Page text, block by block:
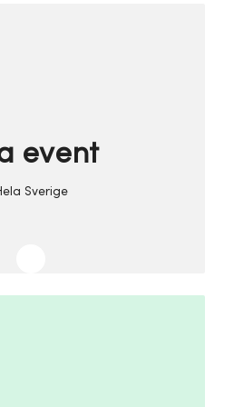
event
Sverige